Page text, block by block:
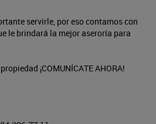
servirle, por eso contamos con
le brindará la mejor aseroría para
¡COMUNÍCATE AHORA!